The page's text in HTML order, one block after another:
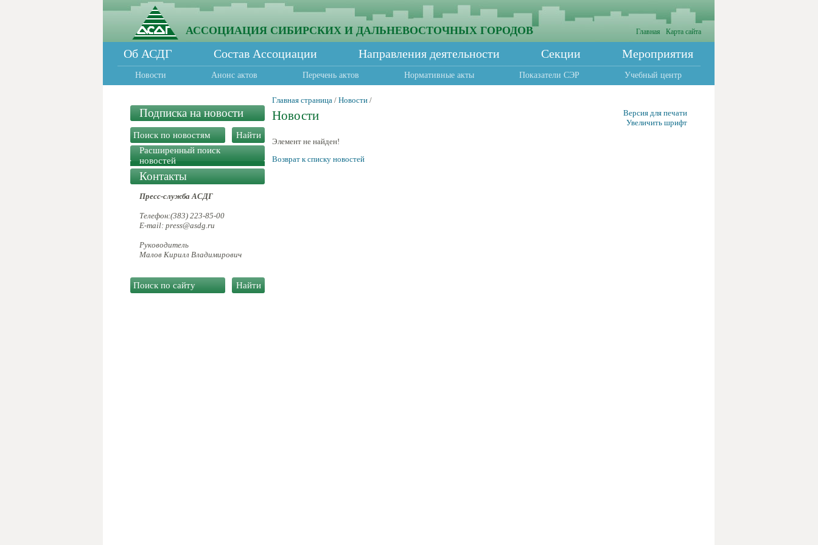
АССОЦИАЦИЯ СИБИРСКИХ И ДАЛЬНЕВОСТОЧНЫХ ГОРОДОВ Главная Карта сайта
Об АСДГ Состав Ассоциации Направления деятельности Секции Мероприятия
Новости Анонс актов Перечень актов Нормативные акты Показатели СЭР Учебный центр
Подписка на новости
Расширенный поиск
новостей
Контакты
Пресс-служба АСДГ
Телефон:(383) 223-85-00
E-mail: press@asdg.ru
Руководитель
Малов Кирилл Владимирович
Главная страница / Новости /
Новости
Версия для печати
Увеличить шрифт
Элемент не найден!
Возврат к списку новостей